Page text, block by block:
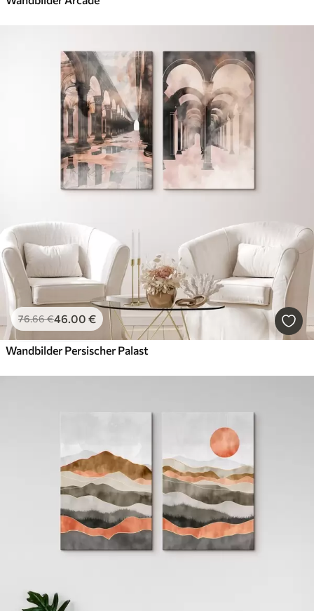
76.66€46.00 €
Wandbilder Persischer Palast